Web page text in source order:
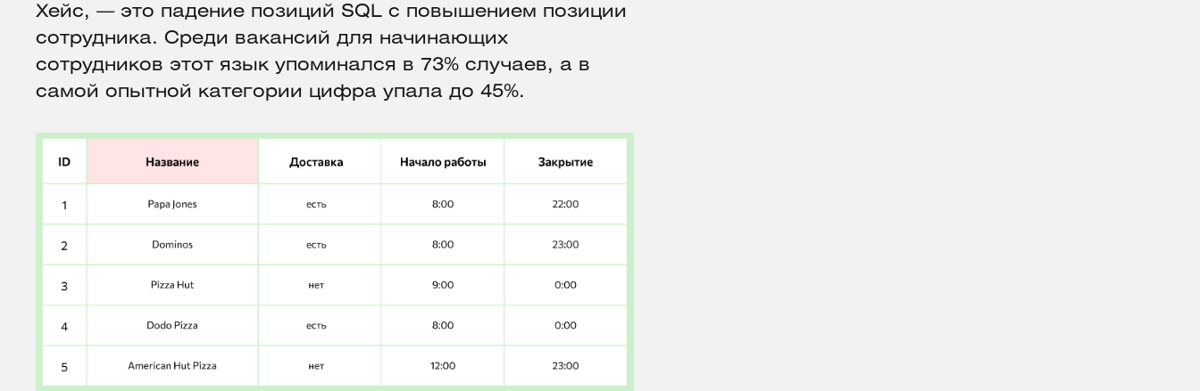
Хейс, — это падение позиций SQL с повышением позиции
сотрудника. Среди вакансий для начинающих
сотрудников этот язык упоминался в 73% случаев, а в
самой опытной категории цифра упала до 45%.